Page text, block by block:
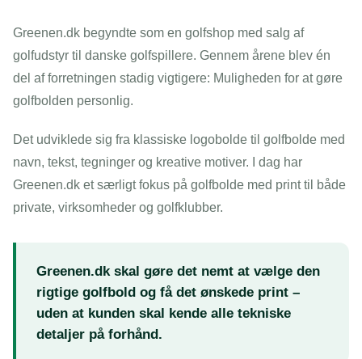
Greenen.dk begyndte som en golfshop med salg af
golfudstyr til danske golfspillere. Gennem årene blev én
del af forretningen stadig vigtigere: Muligheden for at gøre
golfbolden personlig.
Det udviklede sig fra klassiske logobolde til golfbolde med
navn, tekst, tegninger og kreative motiver. I dag har
Greenen.dk et særligt fokus på golfbolde med print til både
private, virksomheder og golfklubber.
Greenen.dk skal gøre det nemt at vælge den
rigtige golfbold og få det ønskede print –
uden at kunden skal kende alle tekniske
detaljer på forhånd.